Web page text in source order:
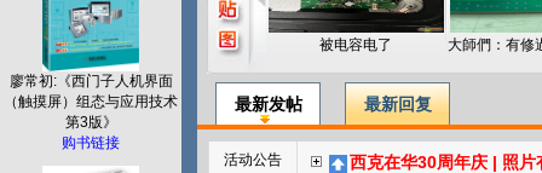
廖常初:《西门子人机界面
（触摸屏）组态与应用技术
第3版》
购书链接
被电容电了
最新发帖 最新回复
活动公告 西克在华30周年庆 | 照片